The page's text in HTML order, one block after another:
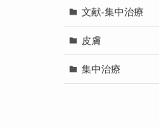
文献-集中治療
皮膚
集中治療